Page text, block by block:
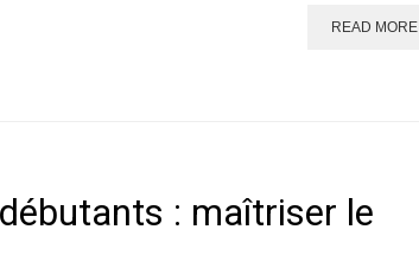
READ MORE
: maîtriser le